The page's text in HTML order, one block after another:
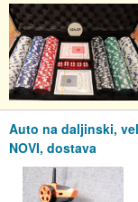
Auto na daljinski,
NOVI, dostava